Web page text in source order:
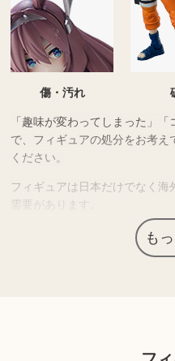
傷・汚れ
「趣味が変わってしまった」
で、フィギュアの処分をお考え
ください。
フィギュアは日本だけでなく
需要があります。
人気のキャラや作品のもの、
が高く、高価買取につながる場
も